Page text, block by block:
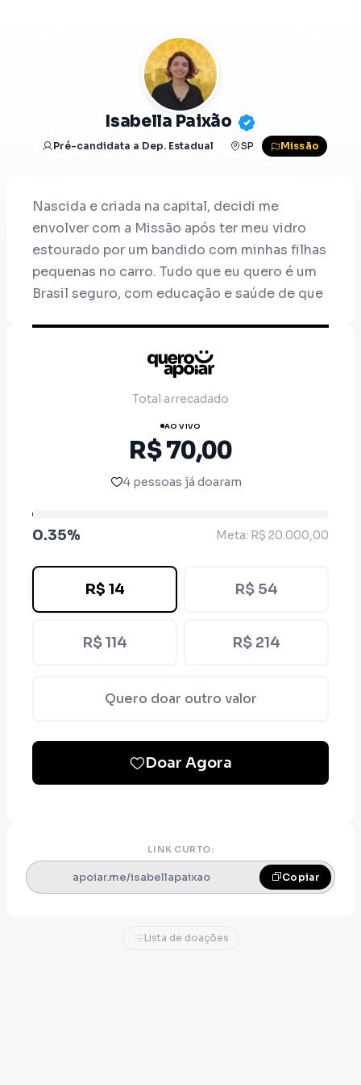
Isabella Paixão
Pré-candidata a Dep. Estadual SP Missão
Nascida e criada na capital, decidi me
envolver com a Missão após ter meu vidro
estourado por um bandido com minhas filhas
pequenas no carro. Tudo que eu quero é um
Brasil seguro, com educação e saúde de que
Total arrecadado
AO VIVO
R$ 70,00
4 pessoas já doaram
0.35% Meta: R$ 20.000,00
R$ 14 R$ 54
R$ 114 R$ 214
Quero doar outro valor
Doar Agora
LINK CURTO:
apoiar.me/isabellapaixao Copiar
Lista de doações